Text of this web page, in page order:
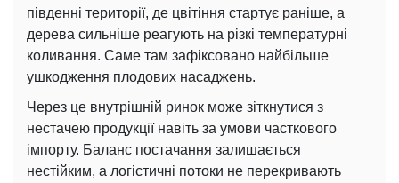
південні території, де цвітіння стартує раніше, а
дерева сильніше реагують на різкі температурні
коливання. Саме там зафіксовано найбільше
ушкодження плодових насаджень.
Через це внутрішній ринок може зіткнутися з
нестачею продукції навіть за умови часткового
імпорту. Баланс постачання залишається
нестійким, а логістичні потоки не перекривають